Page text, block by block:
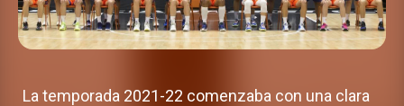
La temporada 2021-22 comenzaba con una clara